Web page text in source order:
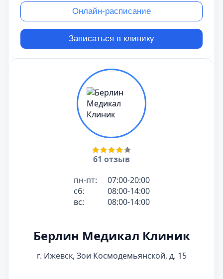
Онлайн-расписание
Записаться в клинику
61 отзыв
пн-пт:
07:00-20:00
сб:
08:00-14:00
вс:
08:00-14:00
Берлин Медикал Клиник
г. Ижевск, Зои Космодемьянской, д. 15